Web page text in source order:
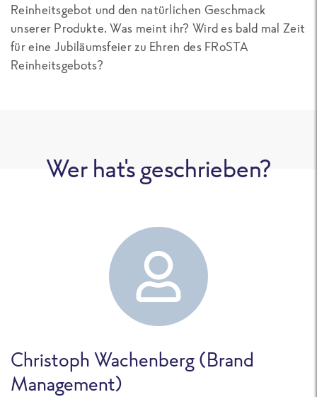
Reinheitsgebot und den natürlichen Geschmack
unserer Produkte. Was meint ihr? Wird es bald mal Zeit
für eine Jubiläumsfeier zu Ehren des FRoSTA
Reinheitsgebots?
Wer hat's geschrieben?
Christoph Wachenberg (Brand
Management)